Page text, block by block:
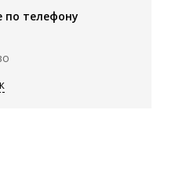
по телефону